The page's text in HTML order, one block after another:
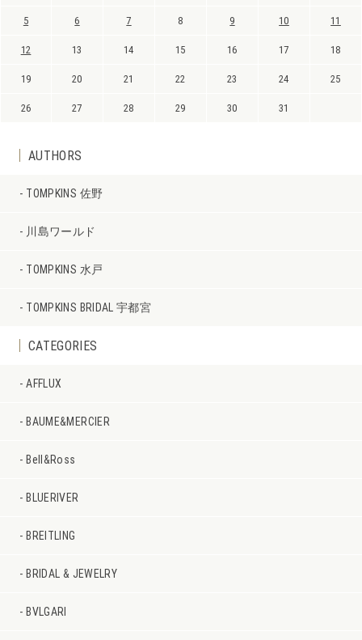
5 6 7 8 9 10 11
12 13 14 15 16 17 18
19 20 21 22 23 24 25
26 27 28 29 30 31
AUTHORS
TOMPKINS 佐野
川島ワールド
TOMPKINS 水戸
TOMPKINS BRIDAL 宇都宮
CATEGORIES
AFFLUX
BAUME&MERCIER
Bell&Ross
BLUERIVER
BREITLING
BRIDAL & JEWELRY
BVLGARI